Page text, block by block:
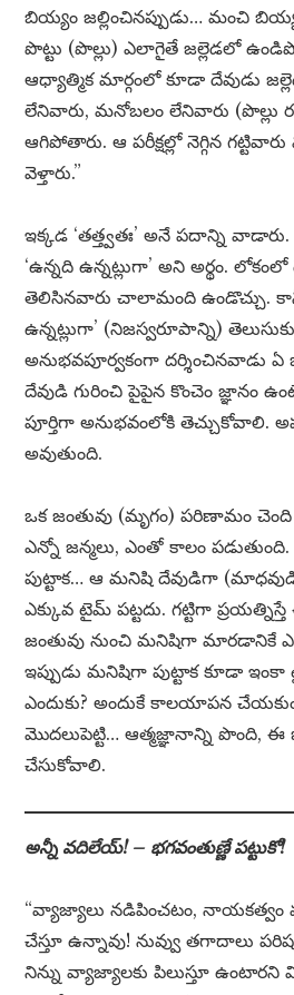
బియ్యం జల్లించినప్పుడు… మంచి
పొట్టు (పొల్లు) ఎలాగైతే జల్లెడలో
ఆధ్యాత్మిక మార్గంలో కూడా దేవుడు
లేనివారు, మనోబలం లేనివారు (పొల్లు
ఆగిపోతారు. ఆ పరీక్షల్లో నెగ్గిన
వెళ్తారు.”
ఇక్కడ ‘తత్త్వతః’ అనే పదాన్ని
‘ఉన్నది ఉన్నట్లుగా’ అని అర్థం. లోకంలో
తెలిసినవారు చాలామంది ఉండొచ్చు.
ఉన్నట్లుగా’ (నిజస్వరూపాన్ని)
అనుభవపూర్వకంగా దర్శించినవాడు
దేవుడి గురించి పైపైన కొంచెం జ్ఞానం
పూర్తిగా అనుభవంలోకి తెచ్చుకోవాలి.
అవుతుంది.
ఒక జంతువు (మృగం) పరిణామం
ఎన్నో జన్మలు, ఎంతో కాలం
పుట్టాక… ఆ మనిషి దేవుడిగా
ఎక్కువ టైమ్ పట్టదు. గట్టిగా
జంతువు నుంచి మనిషిగా మారడానికే
ఇప్పుడు మనిషిగా పుట్టాక కూడా
ఎందుకు? అందుకే కాలయాపన
మొదలుపెట్టి… ఆత్మజ్ఞానాన్ని పొంది, ఈ
చేసుకోవాలి.
అన్నీ వదిలేయ్! – భగవంతుణ్ణే పట్టుకో!
“వ్యాజ్యాలు నడిపించటం, నాయకత్వం
చేస్తూ ఉన్నావు! నువ్వు తగాదాలు
నిన్ను వ్యాజ్యాలకు పిలుస్తూ